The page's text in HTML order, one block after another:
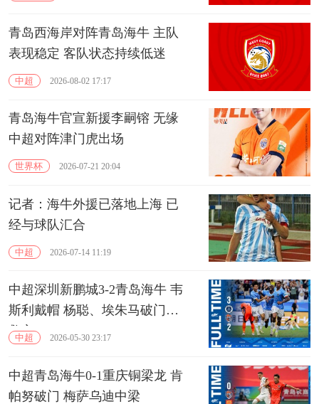
青岛西海岸对阵青岛海牛 主队
表现稳定 客队状态持续低迷
中超 2026-08-02 17:17
青岛海牛官宣新援李嗣镕 无缘
中超对阵津门虎出场
世界杯 2026-07-21 20:04
记者：海牛外援已落地上海 已
经与球队汇合
中超 2026-07-14 11:19
中超深圳新鹏城3-2青岛海牛 韦
斯利戴帽 杨聪、埃朱马破门难
救主
中超 2026-05-30 23:17
中超青岛海牛0-1重庆铜梁龙 肯
帕努破门 梅萨乌迪中梁